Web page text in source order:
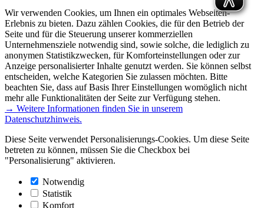
Wir verwenden Cookies, um Ihnen ein optimales Webseiten-
Erlebnis zu bieten. Dazu zählen Cookies, die für den Betrieb der
Seite und für die Steuerung unserer kommerziellen
Unternehmensziele notwendig sind, sowie solche, die lediglich zu
anonymen Statistikzwecken, für Komforteinstellungen oder zur
Anzeige personalisierter Inhalte genutzt werden. Sie können selbst
entscheiden, welche Kategorien Sie zulassen möchten. Bitte
beachten Sie, dass auf Basis Ihrer Einstellungen womöglich nicht
mehr alle Funktionalitäten der Seite zur Verfügung stehen.
→ Weitere Informationen finden Sie in unserem
Datenschutzhinweis.
Diese Seite verwendet Personalisierungs-Cookies. Um diese Seite
betreten zu können, müssen Sie die Checkbox bei
"Personalisierung" aktivieren.
Notwendig
Statistik
Komfort